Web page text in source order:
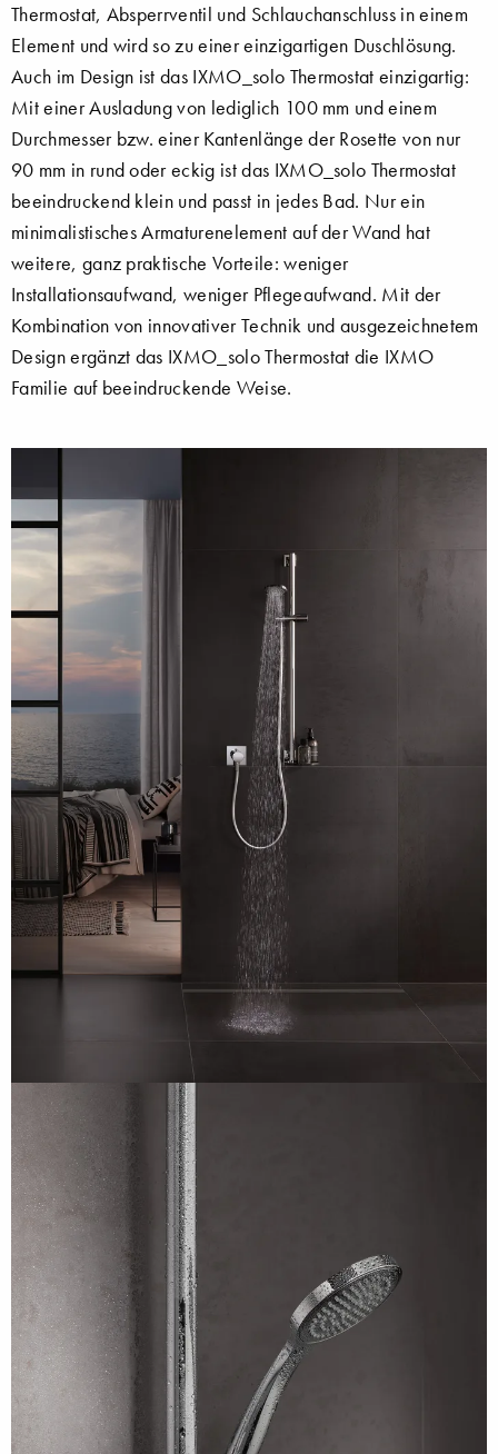
Thermostat, Absperrventil und Schlauchanschluss in einem
Element und wird so zu einer einzigartigen Duschlösung.
Auch im Design ist das IXMO_solo Thermostat einzigartig:
Mit einer Ausladung von lediglich 100 mm und einem
Durchmesser bzw. einer Kantenlänge der Rosette von nur
90 mm in rund oder eckig ist das IXMO_solo Thermostat
beeindruckend klein und passt in jedes Bad. Nur ein
minimalistisches Armaturenelement auf der Wand hat
weitere, ganz praktische Vorteile: weniger
Installationsaufwand, weniger Pflegeaufwand. Mit der
Kombination von innovativer Technik und ausgezeichnetem
Design ergänzt das IXMO_solo Thermostat die IXMO
Familie auf beeindruckende Weise.